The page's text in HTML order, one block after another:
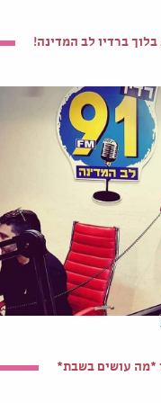
ברדיו לב המדינה!
*מה עושים בשבת*